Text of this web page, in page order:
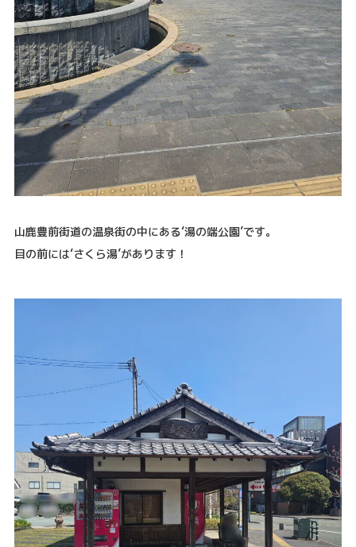
山鹿豊前街道の温泉街の中にある‘湯の端公園’です。
目の前には‘さくら湯’があります！